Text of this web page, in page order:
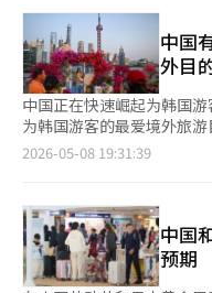
链崩溃警示 机器的轰鸣声停止了，工厂陷入寂静，但这种寂静所
引发的波动却跨越国界。
（UAW）对福特、通用汽
起的“站立罢工”，充分证
弱。 根据美国美联社和路透社引用的经济咨询公司“安德森经济
集团”的分析，罢工第六
合14万亿韩元）。 更为痛心的事实是，损失的重心并不只停留在
整车制造商身上。根据美国
的工资和收益损失已达到约
时，缺乏保护的外包工人被推向生计
编剧和演员工会（
况。他们反对人工智能（AI
构，其立场符合时代的正义。 然而，美国CNN和英国《卫报
美国与伊朗和平谈判的不确
响，出现获利回吐的走势
发布后大幅下跌的防务等冷门行
国三大股指全线下跌。 在纽约证券交易所，道琼斯工业平均指数
下跌0.63%，收于
7337.11点；纳斯达克指数下
标准普尔500指数和纳斯达
于美国与伊朗谈判的不确定
元，而个人投资者则净买入
前列的股票大多下跌，包
（-2.72%）、SK广场（-
（-1.45%）、斗山能源（-
三星生物制药（-0.34%）
中国
外目
中国正在快速崛起为韩国
为韩国游客的最爱境外旅
韩中航线航权，推动航空供
分配了包括中国航线在内的
海、广州、成都、厦门等中
扩张阶段。 此次航线运输权分配亮点为低成本航空公司大举布局
中国市场，韩中航线此前主
2026-05-08 19:31:39
中国
预期